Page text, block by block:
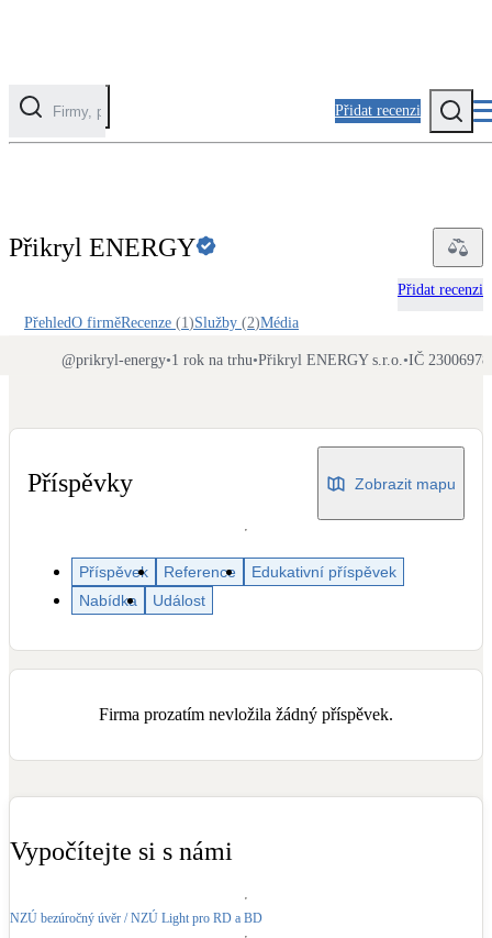
Přidat recenzi
Solární ohřev vody
Tepelná čerpadla
Solární termický systém
Na přípravu teplé vody i přitápění
Balkonové sestavy
Rekonstrukce
Přikryl ENERGY
Přidat recenzi
PřehledO firměRecenze (1)Služby (2)Média
@prikryl-energy•1 rok na trhu•Přikryl ENERGY s.r.o.•IČ 23006978
Příspěvky Zobrazit mapu
Příspěvek Reference
Edukativní příspěvek
Nabídka
Událost
Firma prozatím nevložila žádný příspěvek.
Vypočítejte si s námi
NZÚ bezúročný úvěr / NZÚ Light pro RD a BD